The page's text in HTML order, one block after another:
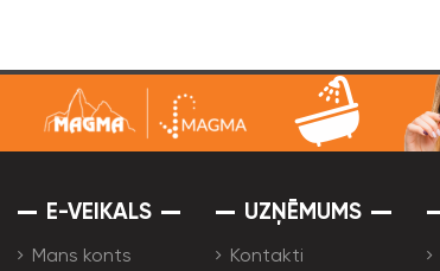
E-VEIKALS
Mans konts
UZŅĒMUMS
Kontakti